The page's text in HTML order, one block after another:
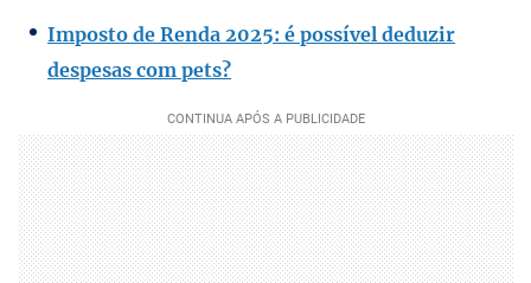
Imposto de Renda 2025: é possível deduzir
despesas com pets?